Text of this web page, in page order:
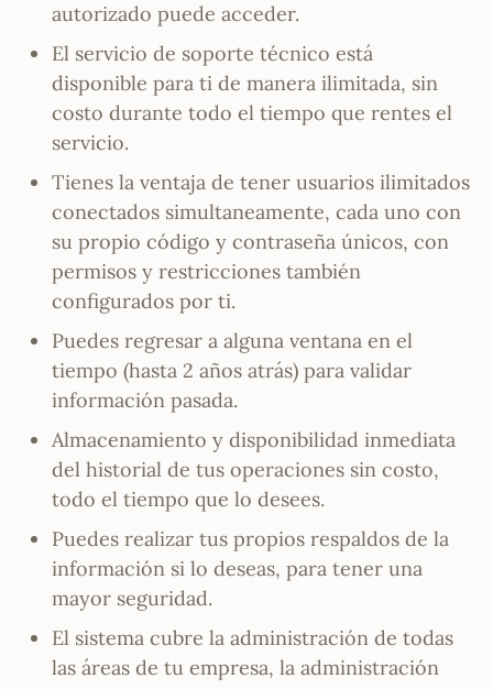
autorizado puede acceder.
El servicio de soporte técnico está
disponible para ti de manera ilimitada, sin
costo durante todo el tiempo que rentes el
servicio.
Tienes la ventaja de tener usuarios ilimitados
conectados simultaneamente, cada uno con
su propio código y contraseña únicos, con
permisos y restricciones también
configurados por ti.
Puedes regresar a alguna ventana en el
tiempo (hasta 2 años atrás) para validar
información pasada.
Almacenamiento y disponibilidad inmediata
del historial de tus operaciones sin costo,
todo el tiempo que lo desees.
Puedes realizar tus propios respaldos de la
información si lo deseas, para tener una
mayor seguridad.
El sistema cubre la administración de todas
las áreas de tu empresa, la administración